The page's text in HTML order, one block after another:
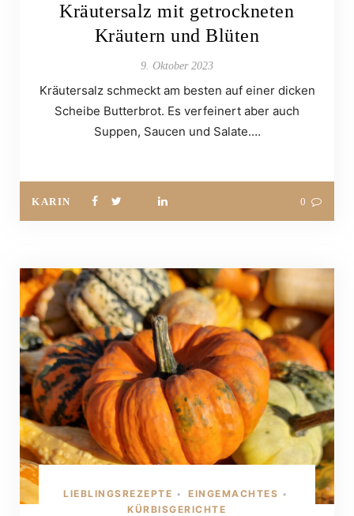
Kräutersalz mit getrockneten
Kräutern und Blüten
9. Oktober 2023
Kräutersalz schmeckt am besten auf einer dicken
Scheibe Butterbrot. Es verfeinert aber auch
Suppen, Saucen und Salate.…
KARIN 0
LIEBLINGSREZEPTE • EINGEMACHTES •
KÜRBISGERICHTE